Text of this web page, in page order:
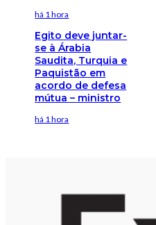
há 1 hora
Egito deve juntar-
se à Árabia
Saudita, Turquia e
Paquistão em
acordo de defesa
mútua – ministro
há 1 hora